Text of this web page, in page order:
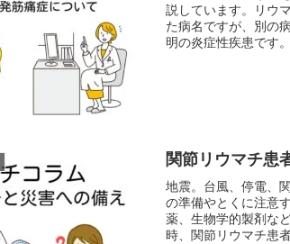
説しています。リウ
た病名ですが、別の
明の炎症性疾患です
関節リウマチ患
地震。台風、停電、
の準備やとくに注意
薬、生物学的製剤な
時、関節リウマチ患